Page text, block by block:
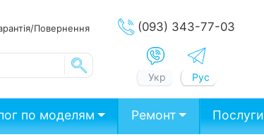
Гарантія/Повернення (093) 343-77-03
Укр Рус
по моделям Ремонт Послуги